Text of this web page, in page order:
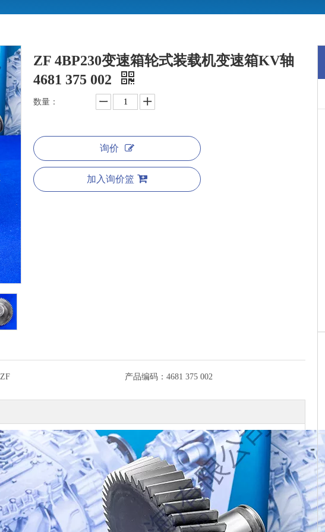
ZF 4BP230变速箱轮式装载机变速箱KV轴
4681 375 002
数量：
询价
加入询价篮
ZF 产品编码： 4681 375 002